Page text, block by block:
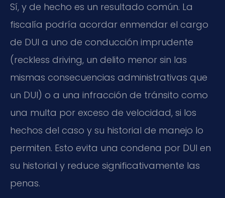
Sí, y de hecho es un resultado común. La
fiscalía podría acordar enmendar el cargo
de DUI a uno de conducción imprudente
(reckless driving, un delito menor sin las
mismas consecuencias administrativas que
un DUI) o a una infracción de tránsito como
una multa por exceso de velocidad, si los
hechos del caso y su historial de manejo lo
permiten. Esto evita una condena por DUI en
su historial y reduce significativamente las
penas.